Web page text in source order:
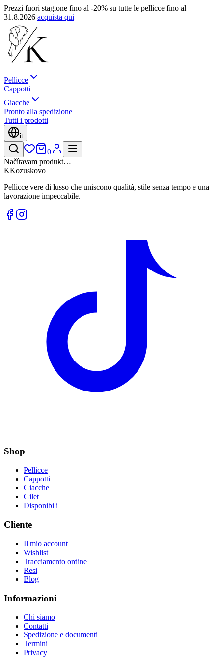
Prezzi fuori stagione fino al -20% su tutte le pellicce fino al
31.8.2026 acquista qui
Pellicce
Cappotti
Giacche
Pronto alla spedizione
Tutti i prodotti
it
0
Načítavam produkt…
KKozuskovo
Pellicce vere di lusso che uniscono qualità, stile senza tempo e una
lavorazione impeccabile.
Shop
Pellicce
Cappotti
Giacche
Gilet
Disponibili
Cliente
Il mio account
Wishlist
Tracciamento ordine
Resi
Blog
Informazioni
Chi siamo
Contatti
Spedizione e documenti
Termini
Privacy